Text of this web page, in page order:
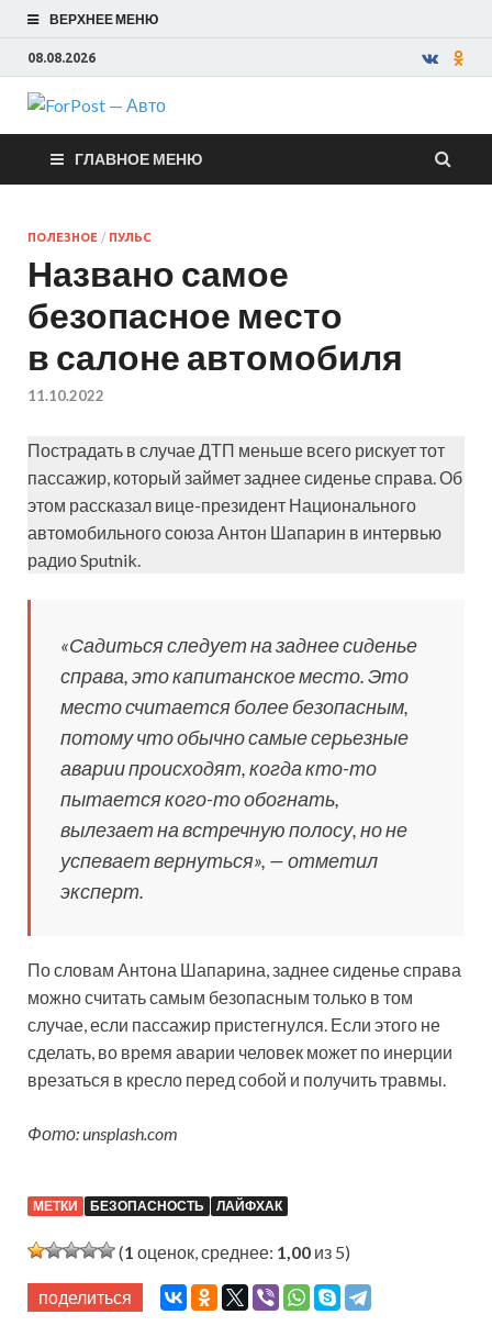
ВЕРХНЕЕ МЕНЮ
08.08.2026
ForPost —
Авто
ГЛАВНОЕ МЕНЮ
ПОЛЕЗНОЕ / ПУЛЬС
Названо самое
безопасное место
в салоне автомобиля
11.10.2022
Пострадать в случае ДТП меньше всего рискует тот
пассажир, который займет заднее сиденье справа. Об
этом рассказал вице-президент Национального
автомобильного союза Антон Шапарин в интервью
радио Sputnik.
«Садиться следует на заднее сиденье
справа, это капитанское место. Это
место считается более безопасным,
потому что обычно самые серьезные
аварии происходят, когда кто-то
пытается кого-то обогнать,
вылезает на встречную полосу, но не
успевает вернуться», — отметил
эксперт.
По словам Антона Шапарина, заднее сиденье справа
можно считать самым безопасным только в том
случае, если пассажир пристегнулся. Если этого не
сделать, во время аварии человек может по инерции
врезаться в кресло перед собой и получить травмы.
Фото: unsplash.com
МЕТКИ БЕЗОПАСНОСТЬ ЛАЙФХАК
(1 оценок, среднее: 1,00 из 5)
поделиться